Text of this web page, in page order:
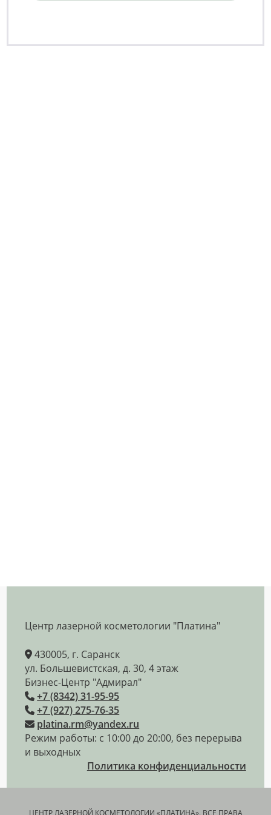
Центр лазерной косметологии "Платина"
430005, г. Саранск
ул. Большевистская, д. 30, 4 этаж
Бизнес-Центр "Адмирал"
+7 (8342) 31-95-95
+7 (927) 275-76-35
platina.rm@yandex.ru
Режим работы: с 10:00 до 20:00, без перерыва
и выходных
Политика конфиденциальности